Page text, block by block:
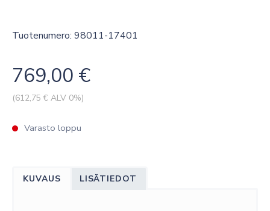
Tuotenumero: 98011-17401
769,00 €
(612,75 € ALV 0%)
Varasto loppu
KUVAUS LISÄTIEDOT